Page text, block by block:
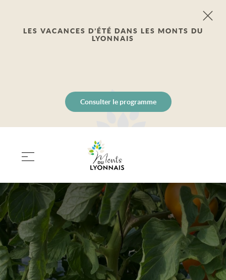
LES VACANCES D’ÉTÉ DANS LES MONTS DU
LYONNAIS
Consulter le programme